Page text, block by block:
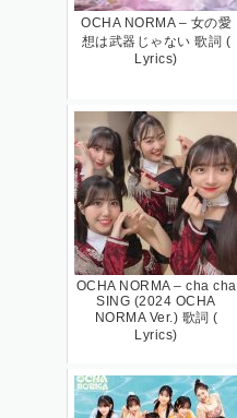
OCHA NORMA – 女の愛
想は武器じゃない 歌詞 (
Lyrics)
OCHA NORMA – cha cha
SING (2024 OCHA
NORMA Ver.) 歌詞 (
Lyrics)